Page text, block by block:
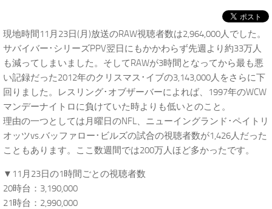
現地時間11月23日(月)放送のRAW視聴者数は2,964,000人でした。
サバイバー･シリーズPPV翌日にもかかわらず先週より約33万人
も減ってしまいました。そしてRAWが3時間となってから最も悪
い記録だった2012年のクリスマス･イブの3,143,000人をさらに下
回りました。レスリング･オブザーバーによれば、1997年のWCW
マンデーナイトロに負けていた時よりも低いとのこと。
理由の一つとしては月曜日のNFL、ニューイングランド･ペイトリ
オッツvs.バッファロー･ビルズの試合の視聴者数が1,426人だった
こともあります。ここ数週間では200万人ほど多かったです。
▼11月23日の1時間ごとの視聴者数
20時台：3,190,000
21時台：2,990,000